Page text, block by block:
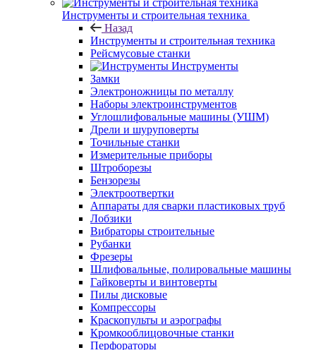
Инструменты и строительная техника
Назад
Инструменты и строительная техника
Рейсмусовые станки
Инструменты
Замки
Электроножницы по металлу
Наборы электроинструментов
Углошлифовальные машины (УШМ)
Дрели и шуруповерты
Точильные станки
Измерительные приборы
Штроборезы
Бензорезы
Электроотвертки
Аппараты для сварки пластиковых труб
Лобзики
Вибраторы строительные
Рубанки
Фрезеры
Шлифовальные, полировальные машины
Гайковерты и винтоверты
Пилы дисковые
Компрессоры
Краскопульты и аэрографы
Кромкооблицовочные станки
Перфораторы